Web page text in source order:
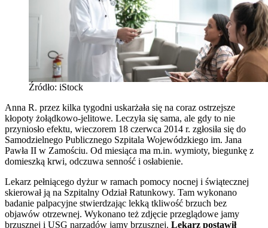
Źródło: iStock
Anna R. przez kilka tygodni uskarżała się na coraz ostrzejsze
kłopoty żołądkowo-jelitowe. Leczyła się sama, ale gdy to nie
przyniosło efektu, wieczorem 18 czerwca 2014 r. zgłosiła się do
Samodzielnego Publicznego Szpitala Wojewódzkiego im. Jana
Pawła II w Zamościu. Od miesiąca ma m.in. wymioty, biegunkę z
domieszką krwi, odczuwa senność i osłabienie.
Lekarz pełniącego dyżur w ramach pomocy nocnej i świątecznej
skierował ją na Szpitalny Odział Ratunkowy. Tam wykonano
badanie palpacyjne stwierdzając lekką tkliwość brzuch bez
objawów otrzewnej. Wykonano też zdjęcie przeglądowe jamy
brzusznej i USG narządów jamy brzusznej. Lekarz postawił